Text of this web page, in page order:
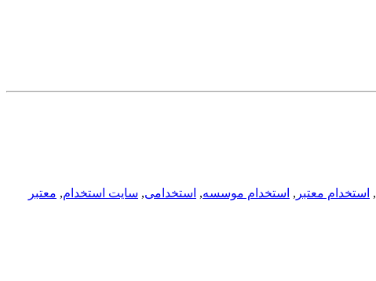
, استخدام معتبر , استخدام موسسه, استخدامی, سایت استخدام, معتبر